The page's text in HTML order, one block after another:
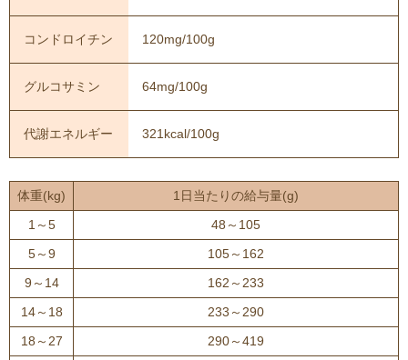
コンドロイチン 120mg/100g
グルコサミン 64mg/100g
代謝エネルギー 321kcal/100g
体重(kg)
1日当たりの給与量(g)
1～5
48～105
5～9
105～162
9～14
162～233
14～18
233～290
18～27
290～419